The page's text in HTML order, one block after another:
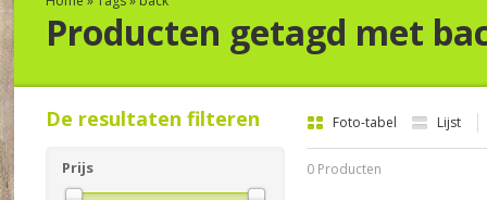
Producten getagd met
Foto-tabel Lijst
0 Producten
De resultaten filteren
Prijs